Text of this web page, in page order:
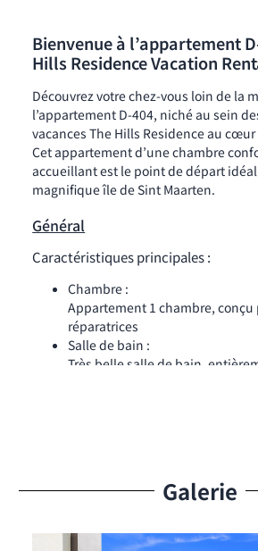
Bienvenue à l’appartement
Hills Residence Vacation
Découvrez votre chez-vous loin de la
l’appartement D-404, niché au sein
vacances The Hills Residence au cœur
Cet appartement d’une chambre
accueillant est le point de départ
magnifique île de Sint Maarten.
Général
Caractéristiques principales :
Chambre :
Appartement 1 chambre, conçu
réparatrices
Salle de bain :
Très belle salle de bain,
Salon à aire ouverte
se détendre le soir
Galerie